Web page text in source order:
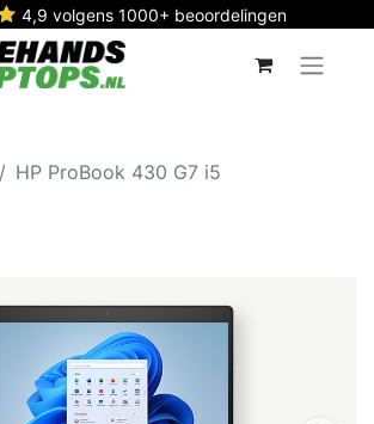
4,9 volgens 1000+ beoordelingen
HP ProBook 430 G7 i5